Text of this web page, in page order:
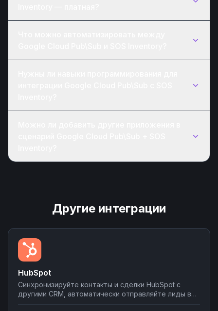
Другие интеграции
HubSpot
Синхронизируйте контакты и сделки HubSpot с
другими CRM, автоматически отправляйте лиды в